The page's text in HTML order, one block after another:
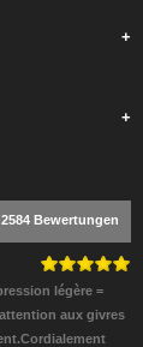
+
+
Bewertungen
légère =
aux givres